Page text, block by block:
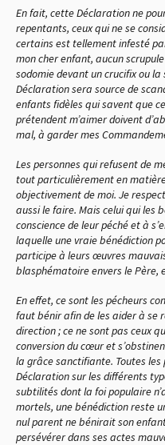
En fait, cette Déclaration ne
repentants, ceux qui ne se
certains est tellement infesté
mon cher enfant, aucun
sodomie devant un crucifix ou
Déclaration sera source de
enfants fidèles qui savent que
prétendent m’aimer doivent
mal, à garder mes
Les personnes qui refusent de
tout particulièrement en
objectivement de moi. Je
aussi le faire. Mais celui qui les
conscience de leur péché et à
laquelle une vraie bénédiction
participe à leurs œuvres
blasphématoire envers le Père,
En effet, ce sont les pécheurs
faut bénir afin de les aider à se
direction ; ce ne sont pas ceux
conversion du cœur et
la grâce sanctifiante. Toutes
Déclaration sur les différents
subtilités dont la foi populaire
mortels, une bénédiction reste
nul parent ne bénirait son
persévérer dans ses actes